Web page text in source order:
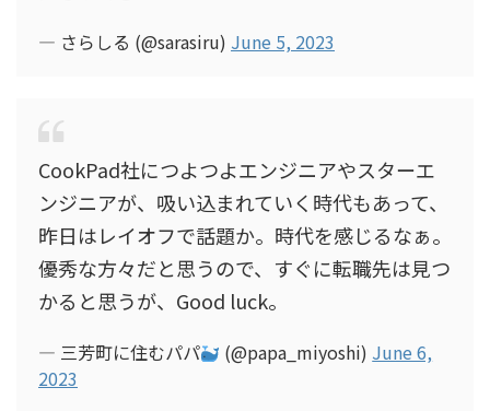
— さらしる (@sarasiru) June 5, 2023
CookPad社につよつよエンジニアやスターエ
ンジニアが、吸い込まれていく時代もあって、
昨日はレイオフで話題か。時代を感じるなぁ。
優秀な方々だと思うので、すぐに転職先は見つ
かると思うが、Good luck。
— 三芳町に住むパパ (@papa_miyoshi) June 6,
2023